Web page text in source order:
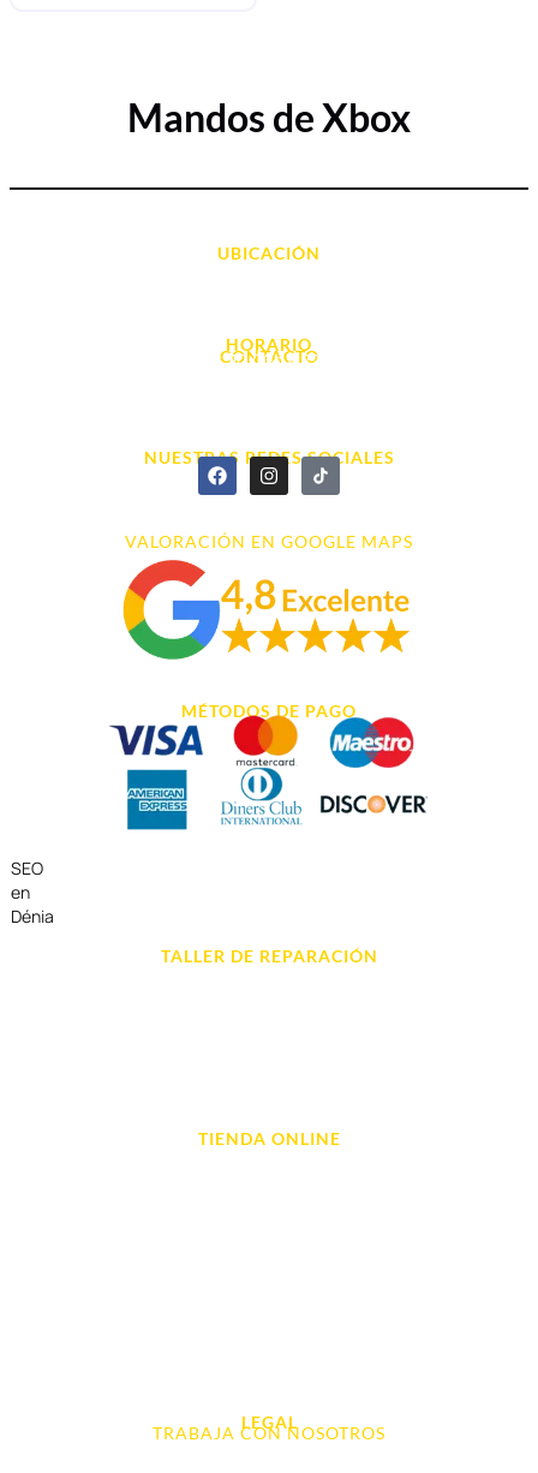
Mandos de Xbox
UBICACIÓN
HORARIO
L. - S. 10:00h a 22:00h
CONTACTO
NUESTRAS REDES SOCIALES
VALORACIÓN EN GOOGLE MAPS
MÉTODOS DE PAGO
SEO
en
Dénia
TALLER DE REPARACIÓN
TIENDA ONLINE
LEGAL
TRABAJA CON NOSOTROS